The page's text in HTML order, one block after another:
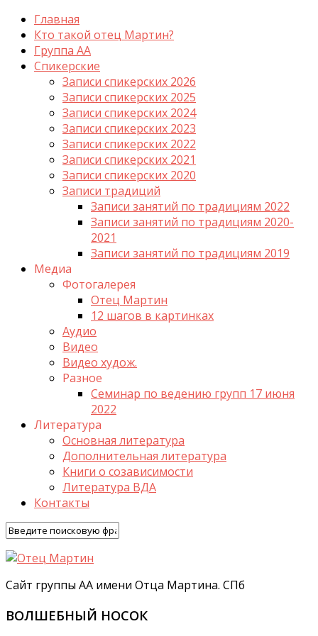
Главная
Кто такой отец Мартин?
Группа АА
Спикерские
Записи спикерских 2026
Записи спикерских 2025
Записи спикерских 2024
Записи спикерских 2023
Записи спикерских 2022
Записи спикерских 2021
Записи спикерских 2020
Записи традиций
Записи занятий по традициям 2022
Записи занятий по традициям 2020-
2021
Записи занятий по традициям 2019
Медиа
Фотогалерея
Отец Мартин
12 шагов в картинках
Аудио
Видео
Видео худож.
Разное
Семинар по ведению групп 17 июня
2022
Литература
Основная литература
Дополнительная литература
Книги о созависимости
Литература ВДА
Контакты
Сайт группы АА имени Отца Мартина. СПб
ВОЛШЕБНЫЙ НОСОК